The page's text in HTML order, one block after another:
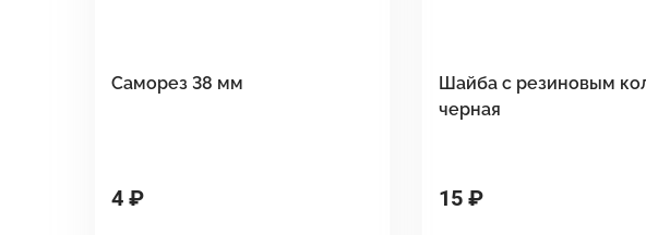
Саморез 38 мм
4 ₽
Шайба с резиновым
черная
15 ₽